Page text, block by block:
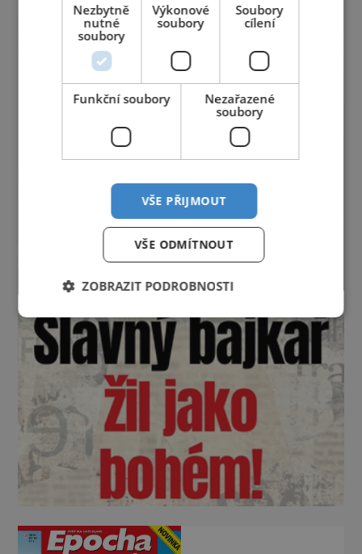
Nezbytně
nutné
soubory
Výkonové
soubory
Soubory
cílení
Funkční soubory
Nezařazené
soubory
VŠE PŘIJMOUT
VŠE ODMÍTNOUT
ZOBRAZIT PODROBNOSTI